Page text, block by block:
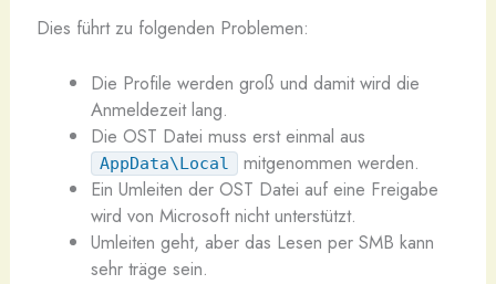
Dies führt zu folgenden Problemen:
Die Profile werden groß und damit wird die
Anmeldezeit lang.
Die OST Datei muss erst einmal aus
AppData\Local
mitgenommen werden.
Ein Umleiten der OST Datei auf eine Freigabe
wird von Microsoft nicht unterstützt.
Umleiten geht, aber das Lesen per SMB kann
sehr träge sein.